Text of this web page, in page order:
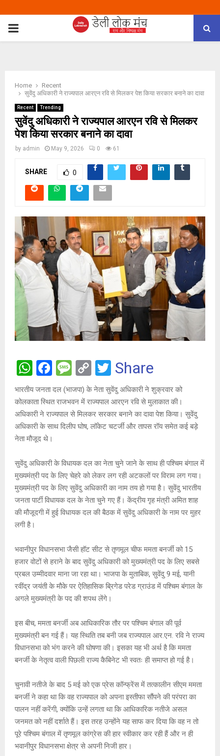
PRIMARY
Home
Recent
सुवेंदु अधिकारी ने राज्यपाल आरएन रवि से मिलकर पेश किया सरकार बनाने का दावा
Recent Trending
सुवेंदु अधिकारी ने राज्यपाल आरएन रवि से मिलकर
पेश किया सरकार बनाने का दावा
by admin May 9, 2026 0 61
SHARE 0
W
h
at
s
A
p
p
F
a
ce
b
o
k
M
es
s
a
g
C
o
py
Li
n
T
wi
tt
er
Share
भारतीय जनता दल (भाजपा) के नेता सुवेंदु अधिकारी ने शुक्रवार को
कोलकाता स्थित राजभवन में राज्यपाल आरएन रवि से मुलाकात की।
अधिकारी ने राज्यपाल से मिलकर सरकार बनाने का दावा पेश किया। सुवेंदु
अधिकारी के साथ दिलीप घोष, लॉकेट चटर्जी और तापस रॉय समेत कई बड़े
नेता मौजूद थे।
सुवेंदु अधिकारी के विधायक दल का नेता चुने जाने के साथ ही पश्चिम बंगाल में
मुख्यमंत्री पद के लिए चेहरे को लेकर लग रही अटकलों पर विराम लग गया।
मुख्यमंत्री पद के लिए सुवेंदु अधिकारी का नाम तय हो गया है। सुवेंदु भारतीय
जनता पार्टी विधायक दल के नेता चुने गए हैं। केंद्रीय गृह मंत्री अमित शाह
की मौजूदगी में हुई विधायक दल की बैठक में सुवेंदु अधिकारी के नाम पर मुहर
लगी है।
भवानीपुर विधानसभा जैसी हॉट सीट से तृणमूल चीफ ममता बनर्जी को 15
हजार वोटों से हराने के बाद सुवेंदु अधिकारी को मुख्यमंत्री पद के लिए सबसे
प्रबल उम्मीदवार माना जा रहा था। भाजपा के मुताबिक, सुवेंदु 9 मई, यानी
रवींद्र जयंती के मौके पर ऐतिहासिक ब्रिगेड परेड ग्राउंड में पश्चिम बंगाल के
अगले मुख्यमंत्री के पद की शपथ लेंगे।
इस बीच, ममता बनर्जी अब आधिकारिक तौर पर पश्चिम बंगाल की पूर्व
मुख्यमंत्री बन गई हैं। यह स्थिति तब बनी जब राज्यपाल आर.एन. रवि ने राज्य
विधानसभा को भंग करने की घोषणा की। इसका यह भी अर्थ है कि ममता
बनर्जी के नेतृत्व वाली पिछली राज्य कैबिनेट भी स्वतः ही समाप्त हो गई है।
चुनावी नतीजे के बाद 5 मई को एक प्रेस कॉन्फ्रेंस में तत्कालीन सीएम ममता
बनर्जी ने कहा था कि वह राज्यपाल को अपना इस्तीफा सौंपने की परंपरा का
पालन नहीं करेंगी, क्योंकि उन्हें लगता था कि आधिकारिक नतीजे असल
जनमत को नहीं दर्शाते हैं। इस तरह उन्होंने यह साफ कर दिया कि वह न तो
पूरे पश्चिम बंगाल में तृणमूल कांग्रेस की हार स्वीकार कर रही हैं और न ही
भवानीपुर विधानसभा क्षेत्र से अपनी निजी हार।